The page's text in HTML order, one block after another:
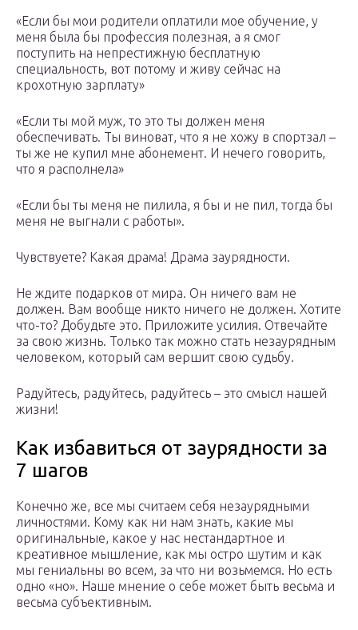
«Если бы мои родители оплатили мое обучение, у
меня была бы профессия полезная, а я смог
поступить на непрестижную бесплатную
специальность, вот потому и живу сейчас на
крохотную зарплату»
«Если ты мой муж, то это ты должен меня
обеспечивать. Ты виноват, что я не хожу в спортзал –
ты же не купил мне абонемент. И нечего говорить,
что я располнела»
«Если бы ты меня не пилила, я бы и не пил, тогда бы
меня не выгнали с работы».
Чувствуете? Какая драма! Драма заурядности.
Не ждите подарков от мира. Он ничего вам не
должен. Вам вообще никто ничего не должен. Хотите
что-то? Добудьте это. Приложите усилия. Отвечайте
за свою жизнь. Только так можно стать незаурядным
человеком, который сам вершит свою судьбу.
Радуйтесь, радуйтесь, радуйтесь – это смысл нашей
жизни!
Как избавиться от заурядности за
7 шагов
Конечно же, все мы считаем себя незаурядными
личностями. Кому как ни нам знать, какие мы
оригинальные, какое у нас нестандартное и
креативное мышление, как мы остро шутим и как
мы гениальны во всем, за что ни возьмемся. Но есть
одно «но». Наше мнение о себе может быть весьма и
весьма субъективным.